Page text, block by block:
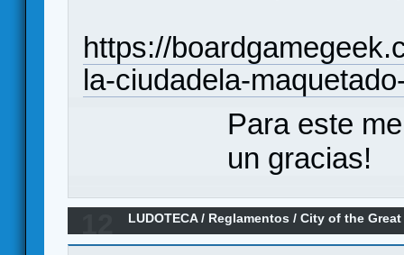
https://
la-ciudadela-
Para este
un gracias!
LUDOTECA/ Reglamentos /City of the
expansión)